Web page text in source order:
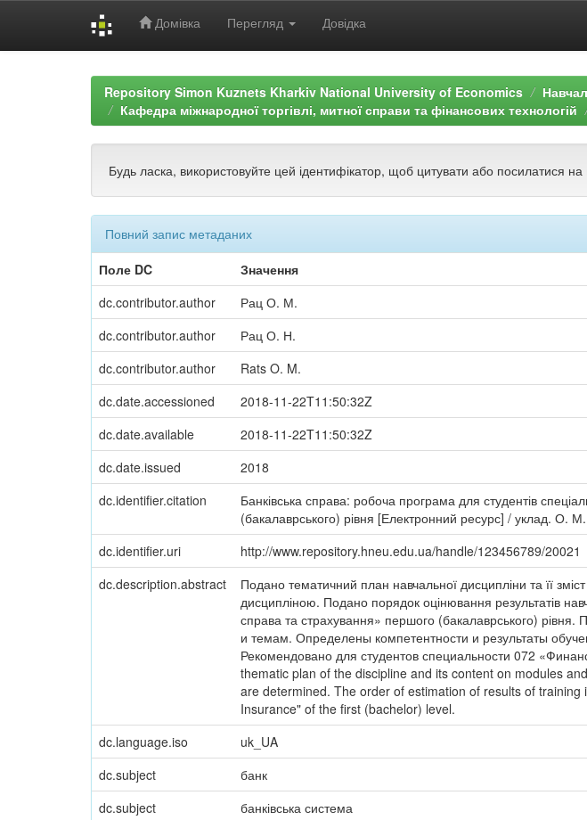
Домівка Перегляд Довідка
Repository Simon Kuznets Kharkiv National University of Economics
Кафедра міжнародної торгівлі, митної справи та фінансових технологій
Будь ласка, використовуйте цей ідентифікатор, щоб цитувати або посилатися
Повний запис метаданих
Поле DC
Значення
dc.contributor.author
Рац О. М.
dc.contributor.author
Рац О. Н.
dc.contributor.author
Rats O. M.
dc.date.accessioned
2018-11-22T11:50:32Z
dc.date.available
2018-11-22T11:50:32Z
dc.date.issued
2018
dc.identifier.citation
Банківська справа: робоча програма для студентів
(бакалаврського) рівня [Електронний ресурс] / уклад.
dc.identifier.uri http://www.repository.hneu.edu.ua/handle/123456789/20021
dc.description.abstract
Подано тематичний план навчальної дисципліни та її
дисципліною. Подано порядок оцінювання результатів
справа та страхування» першого (бакалаврського)
и темам. Определены компетентности и результаты
Рекомендовано для студентов специальности 072
thematic plan of the discipline and its content on modules
are determined. The order of estimation of results of
Insurance" of the first (bachelor) level.
dc.language.iso uk_UA
dc.subject
банк
dc.subject
банківська система